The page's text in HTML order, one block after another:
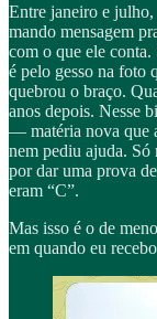
Entre janeiro e
mando mensagem
com o que ele
é pelo gesso na foto
quebrou o braço.
anos depois. Nesse
— matéria nova que
nem pediu ajuda.
por dar uma prova
eram “C”.
Mas isso é o de
em quando eu